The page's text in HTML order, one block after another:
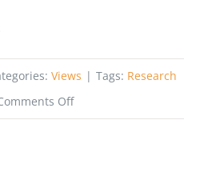
Views | Tags: Research
Offon